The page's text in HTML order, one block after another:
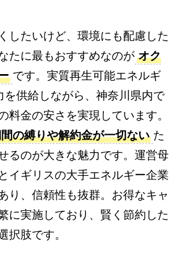
したいけど、環境にも配慮した
たに最もおすすめなのが オク
です。実質再生可能エネルギ
を供給しながら、神奈川県内で
料金の安さを実現しています。
の縛りや解約金が一切ない た
るのが大きな魅力です。運営母
イギリスの大手エネルギー企業
り、信頼性も抜群。お得なキャ
に実施しており、賢く節約した
択肢です。